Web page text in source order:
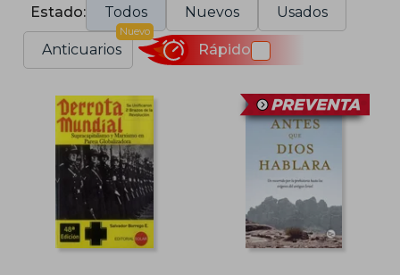
Estado: Todos Nuevos Usados
Anticuarios
Nuevo
Rápido